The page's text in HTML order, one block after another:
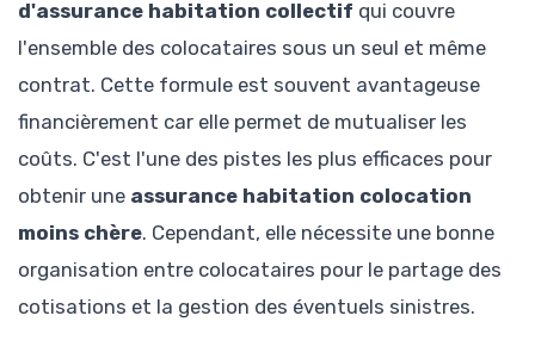
d'assurance habitation collectif qui couvre
l'ensemble des colocataires sous un seul et même
contrat. Cette formule est souvent avantageuse
financièrement car elle permet de mutualiser les
coûts. C'est l'une des pistes les plus efficaces pour
obtenir une assurance habitation colocation
moins chère. Cependant, elle nécessite une bonne
organisation entre colocataires pour le partage des
cotisations et la gestion des éventuels sinistres.